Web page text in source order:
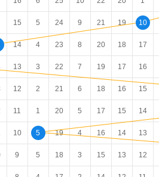
15 5 24 9 21 19 10
14 4 23 8 20 18 17
13 3 22 7 19 17 16
12 2 21 6 18 16 15
11 1 20 5 17 15 14
10 5 19 4 16 14 13
9 5 18 3 15 13 12